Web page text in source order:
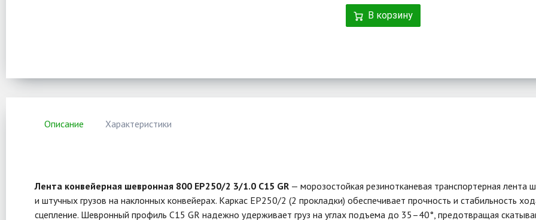
В корзину
Описание Характеристики
Лента конвейерная шевронная 800 ЕР250/2 3/1.0 С15 GR — морозостойкая резинотканевая транспортерная
и штучных грузов на наклонных конвейерах. Каркас EP250/2 (2 прокладки) обеспечивает прочность и стабильность
сцепление. Шевронный профиль С15 GR надежно удерживает груз на углах подъема до 35–40°, предотвращая